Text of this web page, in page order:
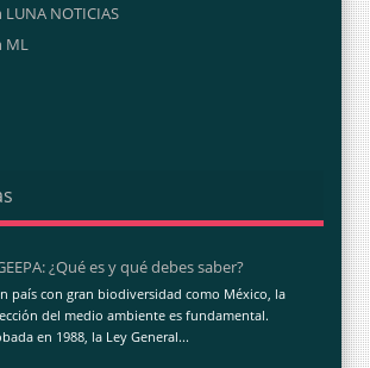
LUNA NOTICIAS
ML
¿Qué es y qué debes saber?
país con gran biodiversidad como México, la
del medio ambiente es fundamental.
en 1988, la Ley General...